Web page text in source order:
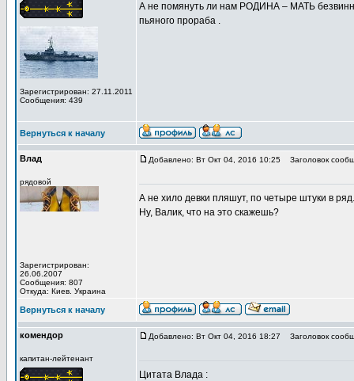
Зарегистрирован: 27.11.2011
Сообщения: 439
А не помянуть ли нам РОДИНА – МАТЬ
пьяного прораба .
Вернуться к началу
Влад
рядовой
Зарегистрирован:
26.06.2007
Сообщения: 807
Откуда: Киев. Украина
Добавлено: Вт Окт 04, 2016 10:25 Заголовок
А не хило девки пляшут, по четыре штуки в ряд.
Ну, Валик, что на это скажешь?
Вернуться к началу
комендор
капитан-лейтенант
Добавлено: Вт Окт 04, 2016 18:27 Заголовок
Цитата Влада :